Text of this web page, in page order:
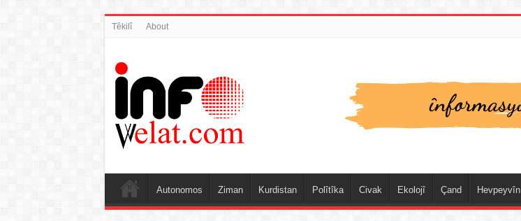
Têkilî About
Autonomos Ziman Kurdistan Polîtîka Civak Ekolojî Çand Hevpeyvîn